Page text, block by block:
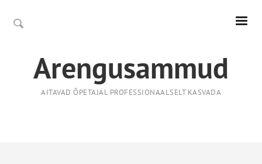
Arengusammud
AITAVAD ÕPETAJAL PROFESSIONAALSELT KASVADA